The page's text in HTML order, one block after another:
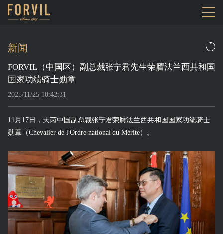
新闻
FORVIL（中国区）副总裁张宁君先生荣膺法兰西共和国
国家功绩骑士勋章
2025/11/25 10:42:31
11月17日，天芮中国副总裁张宁君荣膺法兰西共和国国家功绩骑士
勋章（Chevalier de l'Ordre national du Mérite）。